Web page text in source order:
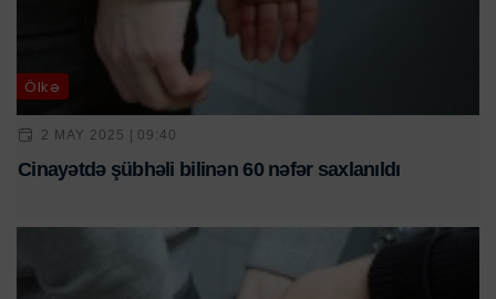
Ölkə
2 MAY 2025 | 09:40
Cinayətdə şübhəli bilinən 60 nəfər saxlanıldı